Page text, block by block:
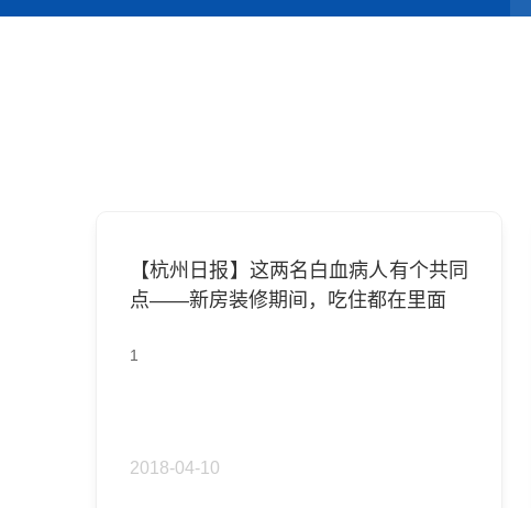
【杭州日报】这两名白血病人有个共同
点——新房装修期间，吃住都在里面
1
2018-04-10